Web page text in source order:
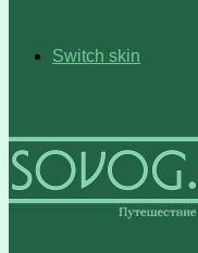
Switch skin